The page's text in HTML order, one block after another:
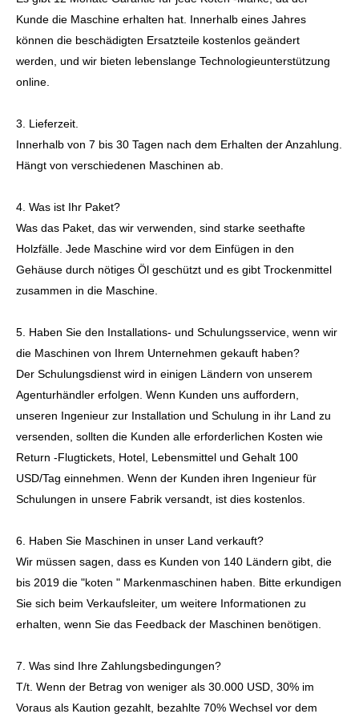
FAQ.
1. Warum uns zusammenarbeiten, um zusammenzuarbeiten?
Fabrikpreise, flexible Zahlungsbedingungen und professionelles
Qualitätsinspektionsteam, das die Garantie für Maschinen,
rechtzeitig nach dem Verkaufsdienst und mehr als 15 -jährige
das, was wir ständig in Betracht ziehen.
2. Garantie.
Es gibt 12 Monate Garantie für jede Koten -Marke, da der
Kunde die Maschine erhalten hat. Innerhalb eines Jahres
werden, und wir bieten lebenslange Technologieunterstützung
online.